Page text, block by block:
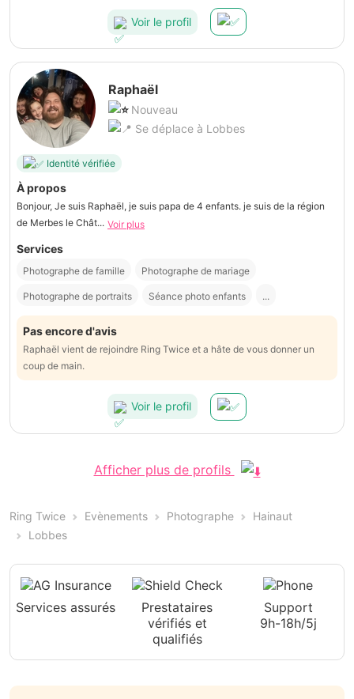
Voir le profil
Raphaël
Nouveau
Se déplace à Lobbes
Identité vérifiée
À propos
Bonjour, Je suis Raphaël, je suis papa de 4 enfants. je suis de la région
de Merbes le Chât... Voir plus
Services
Photographe de famille Photographe de mariage
Photographe de portraits Séance photo enfants ...
Pas encore d'avis
Raphaël vient de rejoindre Ring Twice et a hâte de vous donner un
coup de main.
Voir le profil
Afficher plus de profils
Ring Twice Evènements Photographe
Hainaut
Lobbes
Services assurés
Prestataires
vérifiés et
qualifiés
Support
9h-18h/5j